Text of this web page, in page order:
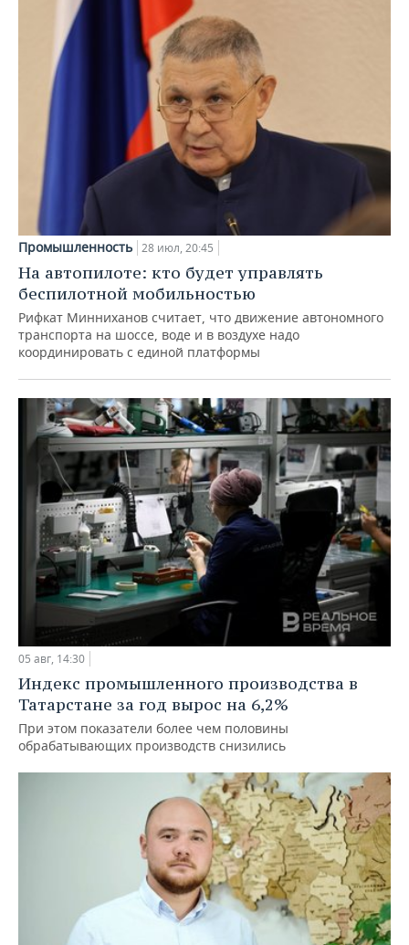
Промышленность 28 июл, 20:45
На автопилоте: кто будет управлять
беспилотной мобильностью
Рифкат Минниханов считает, что движение автономного
транспорта на шоссе, воде и в воздухе надо
координировать с единой платформы
05 авг, 14:30
Индекс промышленного производства в
Татарстане за год вырос на 6,2%
При этом показатели более чем половины
обрабатывающих производств снизились